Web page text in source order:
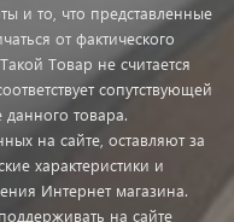
и то, что представленные
от фактического
Товар не считается
сопутствующей
товара.
на сайте, оставляют за
характеристики и
Интернет магазина.
на сайте